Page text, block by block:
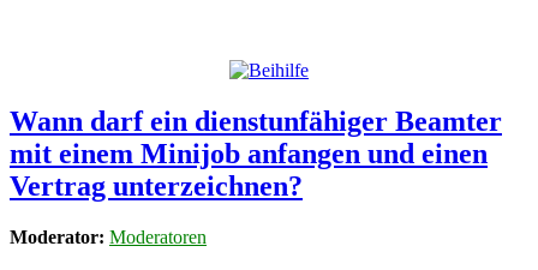
Wann darf ein dienstunfähiger Beamter
mit einem Minijob anfangen und einen
Vertrag unterzeichnen?
Moderator: Moderatoren